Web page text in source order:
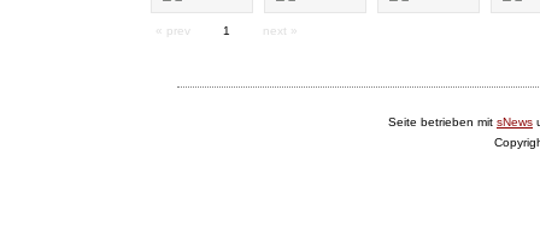
« prev 1 next »
Seite betrieben mit sNews